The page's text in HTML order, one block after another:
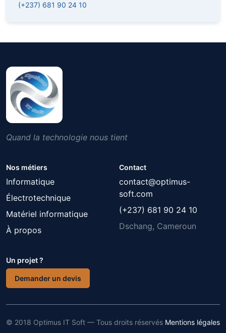
(+237) 681 90 24 10
Quand la technologie nous tient
Nos métiers
Informatique
Électrotechnique
Matériel informatique
À propos
Contact
contact@optimus-
soft.com
(+237) 681 90 24 10
Dschang, Cameroun
Un projet ?
Demander un devis
© 2018 Optimus IT Soft — Tous droits réservés Mentions légales